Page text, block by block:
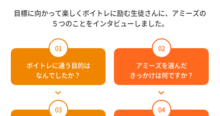
目標に向かって楽しくボイトレに励む生徒さんに、アミーズの
５つのことをインタビューしました。
01
ボイトレに通う目的は
なんでしたか？
02
アミーズを選んだ
きっかけは何ですか？
03
04